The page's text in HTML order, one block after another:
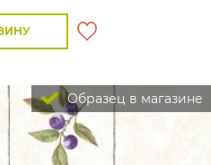
Образец в магазине